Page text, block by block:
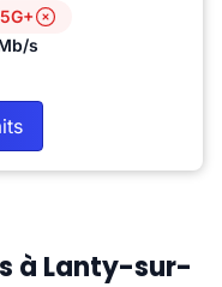
5G+
s
à Lanty-sur-